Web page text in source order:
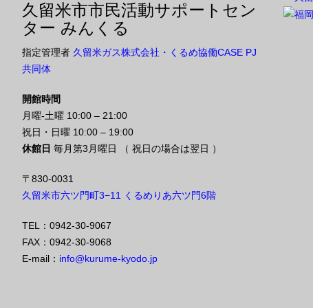
久留米市市民活動サポートセン
ター みんくる
指定管理者 久留米ガス株式会社・くるめ協働CASE PJ
共同体
開館時間
月曜-土曜 10:00 – 21:00
祝日・日曜 10:00 – 19:00
休館日 毎月第3月曜日 （ 祝日の場合は翌日 ）
〒830-0031
久留米市六ツ門町3−11 くるめりあ六ツ門6階
TEL：0942-30-9067
FAX：0942-30-9068
E-mail： info@kurume-kyodo.jp